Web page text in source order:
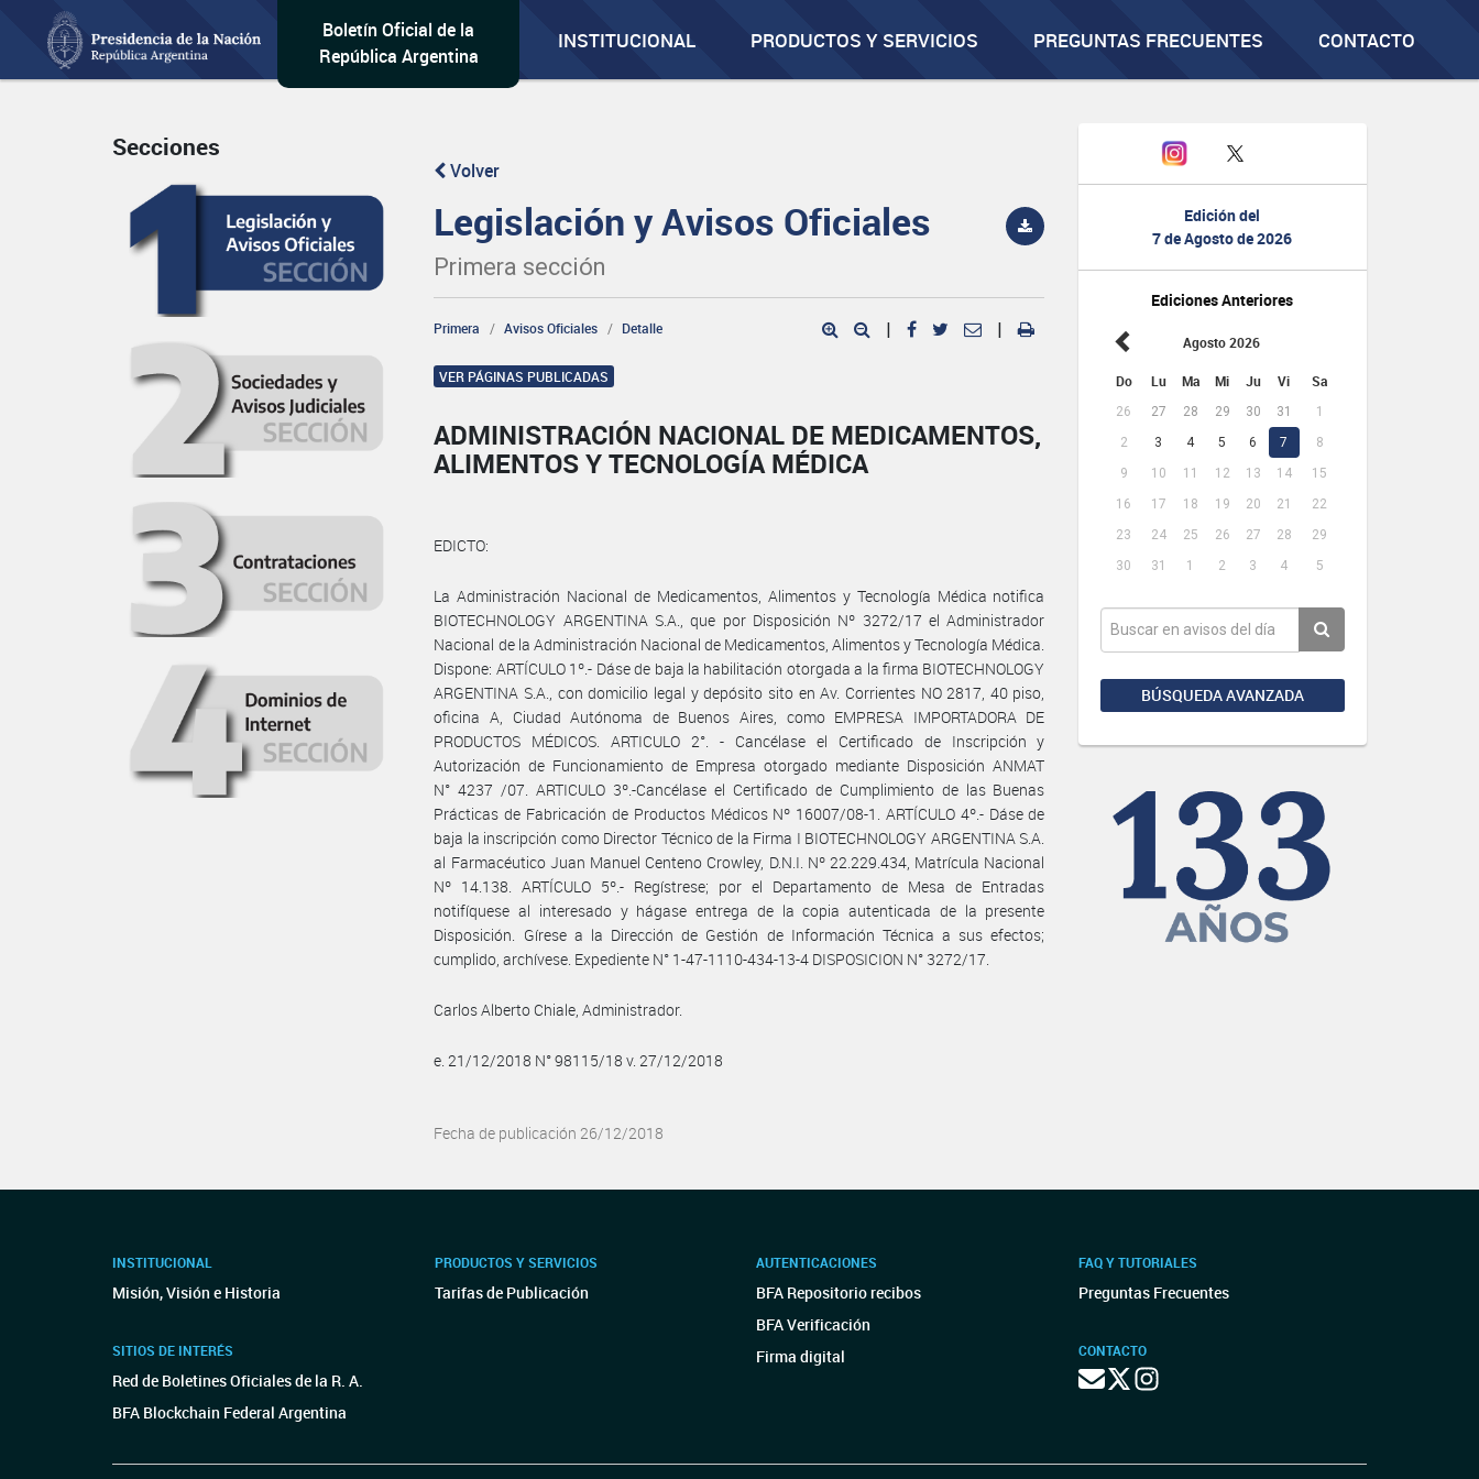
Boletín Oficial de la
República Argentina
INSTITUCIONAL PRODUCTOS Y SERVICIOS PREGUNTAS FRECUENTES CONTACTO
Edición del
7 de Agosto de 2026
Ediciones Anteriores
Agosto 2026
Do Lu Ma Mi Ju Vi Sa
26 27 28 29 30 31
1
2
3 4 5 6 7
8
9
10 11 12 13 14
15
16
17 18 19 20 21
22
23
24 25 26 27 28
29
30
31 1 2 3 4 5
BÚSQUEDA AVANZADA
Secciones
Volver
Legislación y Avisos Oficiales
Primera sección
Primera Avisos Oficiales Detalle | |
VER PÁGINAS PUBLICADAS
ADMINISTRACIÓN NACIONAL DE MEDICAMENTOS,
ALIMENTOS Y TECNOLOGÍA MÉDICA
EDICTO:
La Administración Nacional de Medicamentos, Alimentos y Tecnología Médica notifica
BIOTECHNOLOGY ARGENTINA S.A., que por Disposición Nº 3272/17 el Administrador
Nacional de la Administración Nacional de Medicamentos, Alimentos y Tecnología Médica.
Dispone: ARTÍCULO 1º.- Dáse de baja la habilitación otorgada a la firma BIOTECHNOLOGY
ARGENTINA S.A., con domicilio legal y depósito sito en Av. Corrientes NO 2817, 40 piso,
oficina A, Ciudad Autónoma de Buenos Aires, como EMPRESA IMPORTADORA DE
PRODUCTOS MÉDICOS. ARTICULO 2°. - Cancélase el Certificado de Inscripción y
Autorización de Funcionamiento de Empresa otorgado mediante Disposición ANMAT
N° 4237 /07. ARTICULO 3º.-Cancélase el Certificado de Cumplimiento de las Buenas
Prácticas de Fabricación de Productos Médicos Nº 16007/08-1. ARTÍCULO 4º.- Dáse de
baja la inscripción como Director Técnico de la Firma I BIOTECHNOLOGY ARGENTINA S.A.
al Farmacéutico Juan Manuel Centeno Crowley, D.N.I. Nº 22.229.434, Matrícula Nacional
Nº 14.138. ARTÍCULO 5º.- Regístrese; por el Departamento de Mesa de Entradas
notifíquese al interesado y hágase entrega de la copia autenticada de la presente
Disposición. Gírese a la Dirección de Gestión de Información Técnica a sus efectos;
cumplido, archívese. Expediente N° 1-47-1110-434-13-4 DISPOSICION N° 3272/17.
Carlos Alberto Chiale, Administrador.
e. 21/12/2018 N° 98115/18 v. 27/12/2018
Fecha de publicación 26/12/2018
INSTITUCIONAL
Misión, Visión e Historia
SITIOS DE INTERÉS
Red de Boletines Oficiales de la R. A.
BFA Blockchain Federal Argentina
PRODUCTOS Y SERVICIOS
Tarifas de Publicación
AUTENTICACIONES
BFA Repositorio recibos
BFA Verificación
Firma digital
FAQ Y TUTORIALES
Preguntas Frecuentes
CONTACTO